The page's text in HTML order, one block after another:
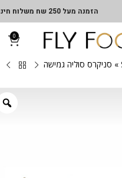
הזמנה מעל 250 שח משלוח חינם.
0
» סניקרס סוליה גמישה